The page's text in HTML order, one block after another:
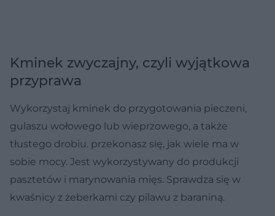
Kminek zwyczajny, czyli wyjątkowa
przyprawa
Wykorzystaj kminek do przygotowania pieczeni,
gulaszu wołowego lub wieprzowego, a także
tłustego drobiu. przekonasz się, jak wiele ma w
sobie mocy. Jest wykorzystywany do produkcji
pasztetów i marynowania mięs. Sprawdza się w
kwaśnicy z żeberkami czy pilawu z baraniną.